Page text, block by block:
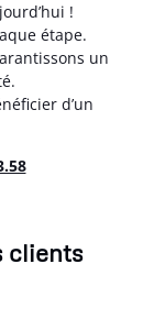
!
étape.
un
d’un
clients